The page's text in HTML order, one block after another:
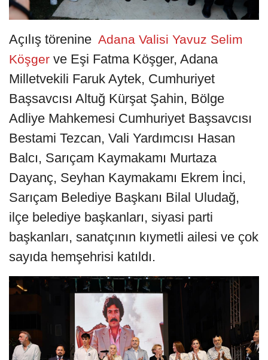
Açılış törenine Adana Valisi Yavuz Selim
Köşger ve Eşi Fatma Köşger, Adana
Milletvekili Faruk Aytek, Cumhuriyet
Başsavcısı Altuğ Kürşat Şahin, Bölge
Adliye Mahkemesi Cumhuriyet Başsavcısı
Bestami Tezcan, Vali Yardımcısı Hasan
Balcı, Sarıçam Kaymakamı Murtaza
Dayanç, Seyhan Kaymakamı Ekrem İnci,
Sarıçam Belediye Başkanı Bilal Uludağ,
ilçe belediye başkanları, siyasi parti
başkanları, sanatçının kıymetli ailesi ve çok
sayıda hemşehrisi katıldı.